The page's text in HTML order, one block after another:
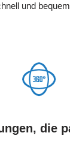
und
die